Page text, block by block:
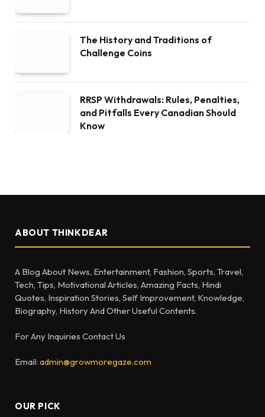
The History and Traditions of
Challenge Coins
RRSP Withdrawals: Rules, Penalties,
and Pitfalls Every Canadian Should
Know
ABOUT THINKDEAR
A Blog About News, Entertainment, Fashion, Sports, Travel,
Tech, Tips, Motivational Articles, Amazing Facts, Hindi
Quotes, Inspiration Stories, Self Improvement, Knowledge,
Biography, History And Other Useful Contents.
For Any Inquiries Contact Us
Email: admin@growmoregaze.com
OUR PICK